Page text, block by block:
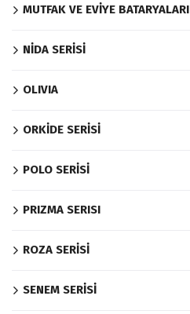
MUTFAK VE EVİYE BATARYALARI
NİDA SERİSİ
OLIVIA
ORKİDE SERİSİ
POLO SERİSİ
PRIZMA SERISI
ROZA SERİSİ
SENEM SERİSİ